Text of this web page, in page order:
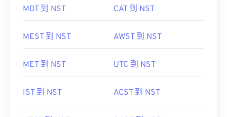
MDT 到 NST CAT 到 NST
MEST 到 NST AWST 到 NST
MET 到 NST UTC 到 NST
IST 到 NST ACST 到 NST